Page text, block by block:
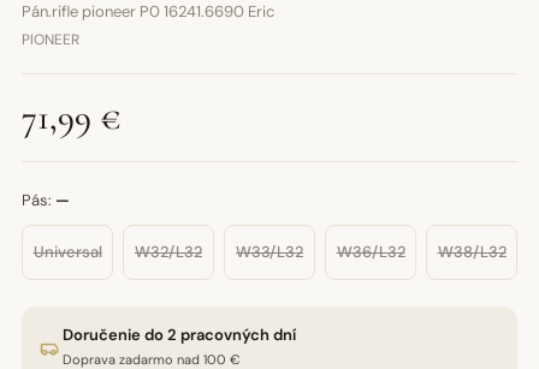
Pán.rifle pioneer P0 16241.6690 Eric
PIONEER
71,99 €
Pás: —
Universal W32/L32 W33/L32 W36/L32 W38/L32
Doručenie do 2 pracovných dní
Doprava zadarmo nad 100 €